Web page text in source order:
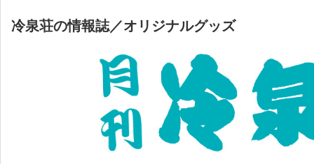
冷泉荘の情報誌／オリジナルグッズ